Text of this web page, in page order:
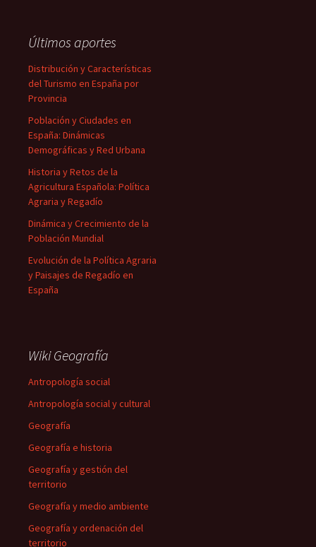
Últimos aportes
Distribución y Características
del Turismo en España por
Provincia
Población y Ciudades en
España: Dinámicas
Demográficas y Red Urbana
Historia y Retos de la
Agricultura Española: Política
Agraria y Regadío
Dinámica y Crecimiento de la
Población Mundial
Evolución de la Política Agraria
y Paisajes de Regadío en
España
Wiki Geografía
Antropología social
Antropología social y cultural
Geografía
Geografía e historia
Geografía y gestión del
territorio
Geografía y medio ambiente
Geografía y ordenación del
territorio